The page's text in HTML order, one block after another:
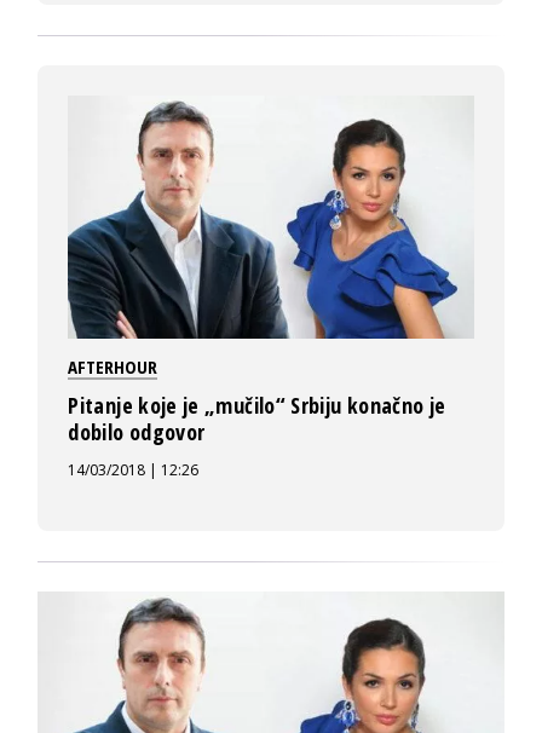
AFTERHOUR
Pitanje koje je „mučilo“ Srbiju konačno je
dobilo odgovor
14/03/2018 | 12:26